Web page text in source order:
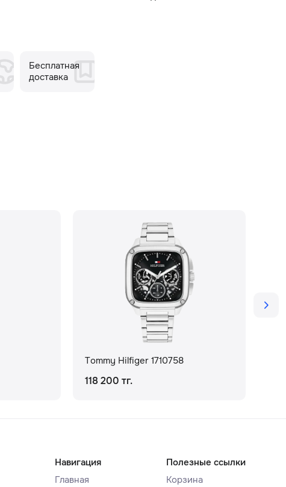
Бесплатная
доставка
Tommy Hilfiger 1710758
118 200 тг.
Навигация
Главная
Полезные ссылки
Корзина